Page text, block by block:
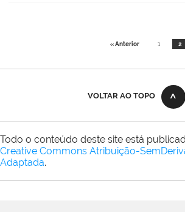
« Anterior 1 2
VOLTAR AO TOPO
Todo o conteúdo deste site está
Creative Commons Atribuição-
Adaptada.